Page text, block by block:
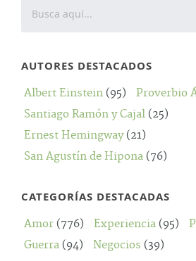
AUTORES DESTACADOS
Albert Einstein (95) Proverbio
Santiago Ramón y Cajal (25)
Ernest Hemingway(21)
San Agustín de Hipona (76)
CATEGORÍAS DESTACADAS
Amor (776) Experiencia (95)
Guerra (94) Negocios (39)